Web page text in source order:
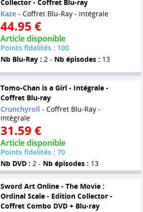
Collector - Coffret Blu-ray
Kaze- Coffret Blu-Ray - intégrale
44.95 €
Article disponible
Points fidelités : 100
Nb Blu-Ray : 2 - Nb épisodes : 13
Tomo-Chan is a Girl - Intégrale -
Coffret Blu-ray
Crunchyroll - Coffret Blu-Ray -
intégrale
31.59 €
Article disponible
Points fidelités : 70
Nb DVD : 2 - Nb épisodes : 13
Sword Art Online - The Movie :
Ordinal Scale - Edition Collector -
Coffret Combo DVD + Blu-ray